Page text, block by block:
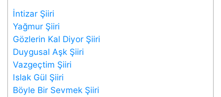
İntizar Şiiri
Yağmur Şiiri
Gözlerin Kal Diyor Şiiri
Duygusal Aşk Şiiri
Vazgeçtim Şiiri
Islak Gül Şiiri
Böyle Bir Sevmek Şiiri